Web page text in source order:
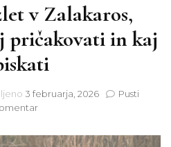
v Zalakaros,
pričakovati in kaj
3 februarja, 2026
Pusti
na
izlet